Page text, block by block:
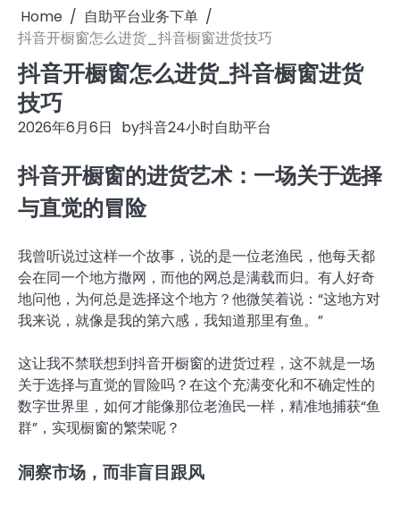
Home
自助平台业务下单
抖音开橱窗怎么进货_抖音橱窗进货技巧
抖音开橱窗怎么进货_抖音橱窗进货
技巧
2026年6月6日 by抖音24小时自助平台
抖音开橱窗的进货艺术：一场关于选择
与直觉的冒险
我曾听说过这样一个故事，说的是一位老渔民，他每天都
会在同一个地方撒网，而他的网总是满载而归。有人好奇
地问他，为何总是选择这个地方？他微笑着说：“这地方对
我来说，就像是我的第六感，我知道那里有鱼。”
这让我不禁联想到抖音开橱窗的进货过程，这不就是一场
关于选择与直觉的冒险吗？在这个充满变化和不确定性的
数字世界里，如何才能像那位老渔民一样，精准地捕获“鱼
群”，实现橱窗的繁荣呢？
洞察市场，而非盲目跟风